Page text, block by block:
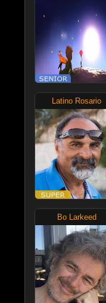
Latino Rosario
Bo Larkeed